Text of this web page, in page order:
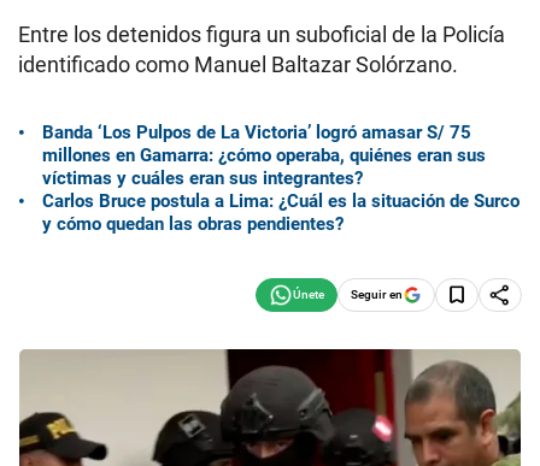
Entre los detenidos figura un suboficial de la Policía
identificado como Manuel Baltazar Solórzano.
Banda ‘Los Pulpos de La Victoria’ logró amasar S/ 75
millones en Gamarra: ¿cómo operaba, quiénes eran sus
víctimas y cuáles eran sus integrantes?
Carlos Bruce postula a Lima: ¿Cuál es la situación de Surco
y cómo quedan las obras pendientes?
Seguir en